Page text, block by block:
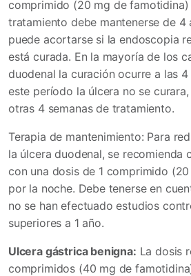
comprimido (20 mg de famotidina)
tratamiento debe mantenerse de 4
puede acortarse si la endoscopia
está curada. En la mayoría de los
duodenal la curación ocurre a las 4
este período la úlcera no se
otras 4 semanas de tratamiento.
Terapia de mantenimiento: Para
la úlcera duodenal, se recomienda
con una dosis de 1 comprimido
por la noche. Debe tenerse en
no se han efectuado estudios
superiores a 1 año.
Ulcera gástrica benigna: La dosis
comprimidos (40 mg de